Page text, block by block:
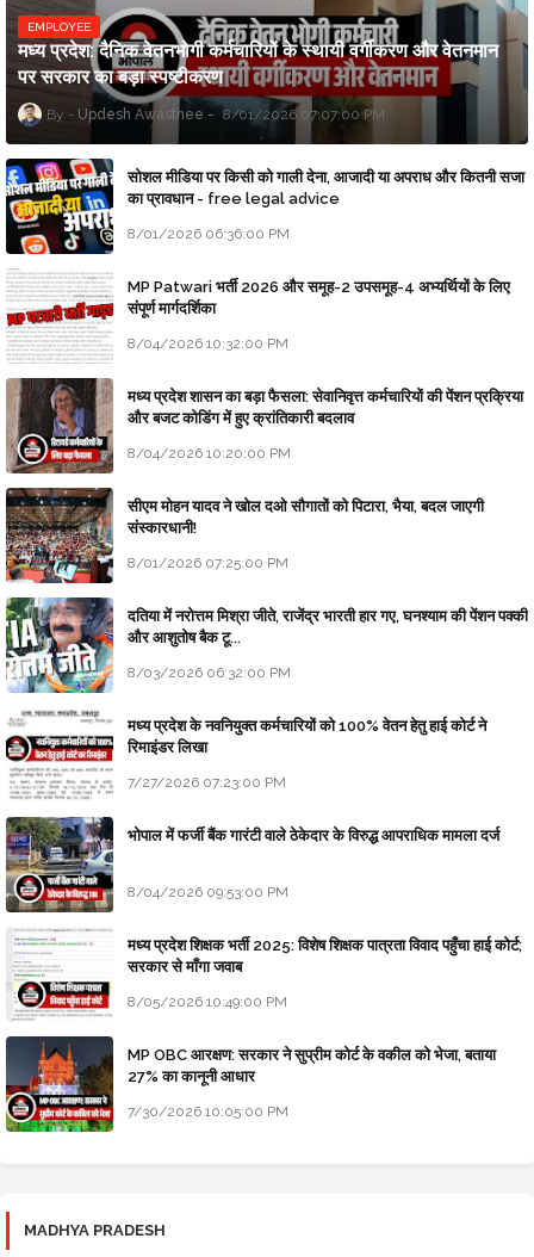
EMPLOYEE
मध्य प्रदेश: दैनिक वेतनभोगी कर्मचारियों के स्थायी वर्गीकरण और वेतनमान
पर सरकार का बड़ा स्पष्टीकरण
Updesh Awasthee 8/01/2026 07:07:00 PM
सोशल मीडिया पर किसी को गाली देना, आजादी या अपराध और कितनी सजा
का प्रावधान - free legal advice
8/01/2026 06:36:00 PM
MP Patwari भर्ती 2026 और समूह-2 उपसमूह-4 अभ्यर्थियों के लिए
संपूर्ण मार्गदर्शिका
8/04/2026 10:32:00 PM
मध्य प्रदेश शासन का बड़ा फैसला: सेवानिवृत्त कर्मचारियों की पेंशन प्रक्रिया
और बजट कोडिंग में हुए क्रांतिकारी बदलाव
8/04/2026 10:20:00 PM
सीएम मोहन यादव ने खोल दओ सौगातों को पिटारा, भैया, बदल जाएगी
संस्कारधानी!
8/01/2026 07:25:00 PM
दतिया में नरोत्तम मिश्रा जीते, राजेंद्र भारती हार गए, घनश्याम की पेंशन पक्की
और आशुतोष बैक टू...
8/03/2026 06:32:00 PM
मध्य प्रदेश के नवनियुक्त कर्मचारियों को 100% वेतन हेतु हाई कोर्ट ने
रिमाइंडर लिखा
7/27/2026 07:23:00 PM
भोपाल में फर्जी बैंक गारंटी वाले ठेकेदार के विरुद्ध आपराधिक मामला दर्ज
8/04/2026 09:53:00 PM
मध्य प्रदेश शिक्षक भर्ती 2025: विशेष शिक्षक पात्रता विवाद पहुँचा हाई कोर्ट;
सरकार से माँगा जवाब
8/05/2026 10:49:00 PM
MP OBC आरक्षण: सरकार ने सुप्रीम कोर्ट के वकील को भेजा, बताया
27% का कानूनी आधार
7/30/2026 10:05:00 PM
MADHYA PRADESH